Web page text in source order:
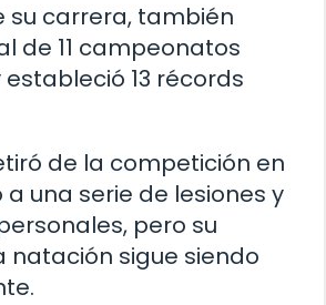
su carrera, también
de 11 campeonatos
13 récords
de la competición en
a una serie de lesiones y
pero su
natación sigue siendo